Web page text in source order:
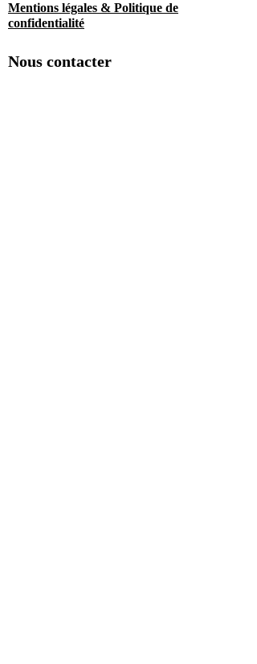
Mentions légales & Politique de
confidentialité
Nous contacter